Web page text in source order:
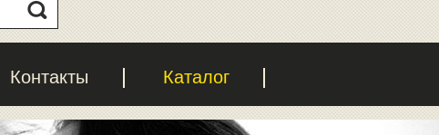
Контакты Каталог